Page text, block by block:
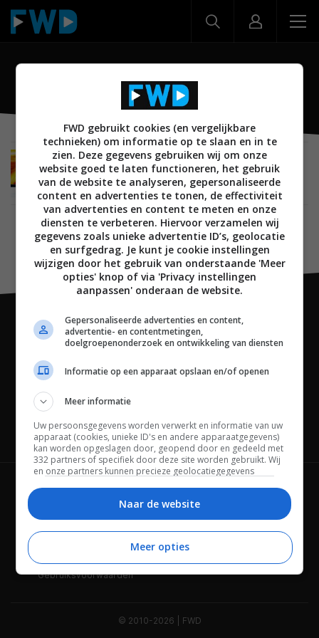
PFL4706
BEELD AUDIO 05 JANUARI 2011
CES 2011: Philips komt met 4000 en 5000 serie
HD TV’s
Channels
Wie is FWD Privacybeleid
Adverteren Contact
Gebruiksvoorwaarden
© 2010-2026 | FWD
FWD gebruikt cookies (en vergelijkbare
technieken) om informatie op te slaan en in te
zien. Deze gegevens gebruiken wij om onze
website goed te laten functioneren, het gebruik
van de website te analyseren, gepersonaliseerde
content en advertenties te tonen, de effectiviteit
van advertenties en content te meten en onze
diensten te verbeteren. Hiervoor verzamelen wij
gegevens zoals unieke advertentie ID’s, geolocatie
en surfgedrag. Je kunt je cookie instellingen
wijzigen door het gebruik van onderstaande 'Meer
opties' knop of via 'Privacy instellingen
aanpassen' onderaan de website.
Gepersonaliseerde advertenties en content,
advertentie- en contentmetingen,
doelgroepenonderzoek en ontwikkeling van diensten
Informatie op een apparaat opslaan en/of openen
Meer informatie
Uw persoonsgegevens worden verwerkt en informatie van uw
apparaat (cookies, unieke ID's en andere apparaatgegevens)
kan worden opgeslagen door, geopend door en gedeeld met
332 partners of specifiek door deze site worden gebruikt. Wij
en onze partners kunnen precieze geolocatiegegevens
Bepaalde leveranciers kunnen uw persoonsgegevens
beheren. Zoek onderaan deze pagina of in het sitemenu naar
een link om uw toestemming te beheren of in te trekken via de
privacy- en cookie-instellingen.
Naar de website
Meer opties